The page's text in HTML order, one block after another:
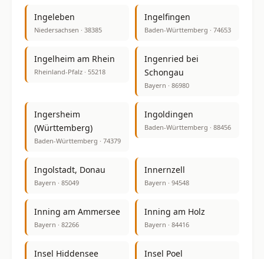
Ingeleben
Niedersachsen · 38385
Ingelfingen
Baden-Württemberg · 74653
Ingelheim am Rhein
Rheinland-Pfalz · 55218
Ingenried bei
Schongau
Bayern · 86980
Ingersheim
(Württemberg)
Baden-Württemberg · 74379
Ingoldingen
Baden-Württemberg · 88456
Ingolstadt, Donau
Bayern · 85049
Innernzell
Bayern · 94548
Inning am Ammersee
Bayern · 82266
Inning am Holz
Bayern · 84416
Insel Hiddensee Insel Poel